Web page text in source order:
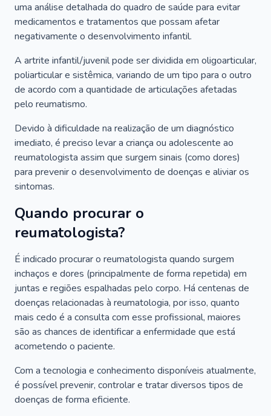
uma análise detalhada do quadro de saúde para evitar
medicamentos e tratamentos que possam afetar
negativamente o desenvolvimento infantil.
A artrite infantil/juvenil pode ser dividida em oligoarticular,
poliarticular e sistêmica, variando de um tipo para o outro
de acordo com a quantidade de articulações afetadas
pelo reumatismo.
Devido à dificuldade na realização de um diagnóstico
imediato, é preciso levar a criança ou adolescente ao
reumatologista assim que surgem sinais (como dores)
para prevenir o desenvolvimento de doenças e aliviar os
sintomas.
Quando procurar o
reumatologista?
É indicado procurar o reumatologista quando surgem
inchaços e dores (principalmente de forma repetida) em
juntas e regiões espalhadas pelo corpo. Há centenas de
doenças relacionadas à reumatologia, por isso, quanto
mais cedo é a consulta com esse profissional, maiores
são as chances de identificar a enfermidade que está
acometendo o paciente.
Com a tecnologia e conhecimento disponíveis atualmente,
é possível prevenir, controlar e tratar diversos tipos de
doenças de forma eficiente.